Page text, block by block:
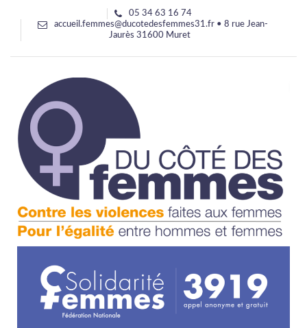
05 34 63 16 74
accueil.femmes@ducotedesfemmes31.fr • 8 rue Jean-
Jaurès 31600 Muret